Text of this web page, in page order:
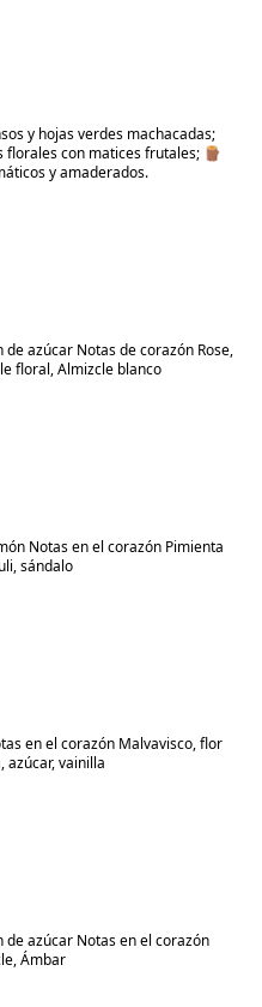
y hojas verdes machacadas;
florales con matices frutales; 🪵
y amaderados.
azúcar Notas de corazón Rose,
floral, Almizcle blanco
Notas en el corazón Pimienta
sándalo
en el corazón Malvavisco, flor
azúcar, vainilla
azúcar Notas en el corazón
Ámbar